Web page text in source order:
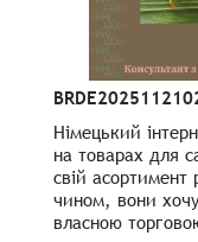
Німецький
на товарах для
свій асортимент
чином, вони
власною